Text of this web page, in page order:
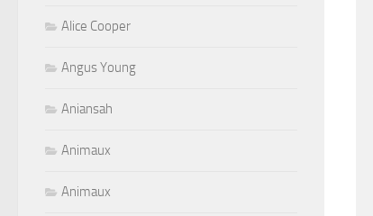
Alice Cooper
Angus Young
Aniansah
Animaux
Animaux